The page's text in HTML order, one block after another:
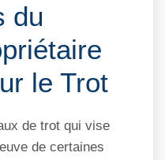
du
le Trot
de trot qui vise
de certaines